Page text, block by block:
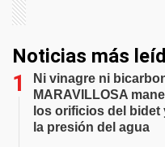
Noticias más
Ni vinagre ni
MARAVILLOSA
los orificios del bidet
la presión del agua